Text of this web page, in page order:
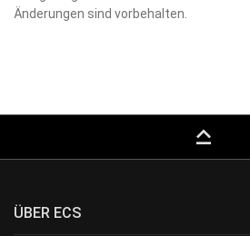
Änderungen sind vorbehalten.
keyboard_capslock
ÜBER ECS